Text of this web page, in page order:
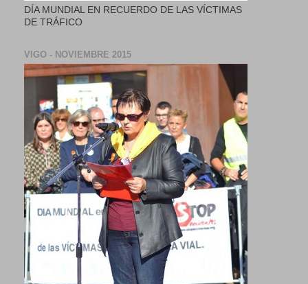
DÍA MUNDIAL EN RECUERDO DE LAS VÍCTIMAS
DE TRÁFICO
VIGO - NOVIEMBRE 2015